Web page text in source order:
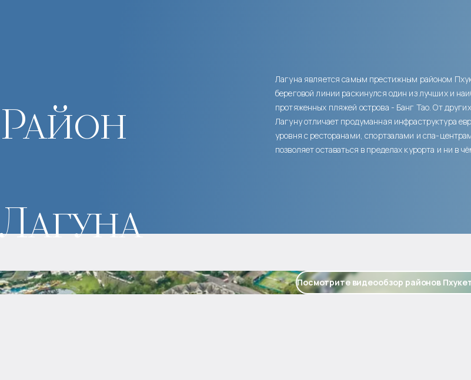
Район
Лагуна
Лагуна является самым престижным районом
береговой линии раскинулся один из лучших и
протяженных пляжей острова - Банг Тао. От
Лагуну отличает продуманная инфраструктура
уровня с ресторанами, спортзалами и спа-
позволяет оставаться в пределах курорта и ни в
Посмотрите видеообзор районов